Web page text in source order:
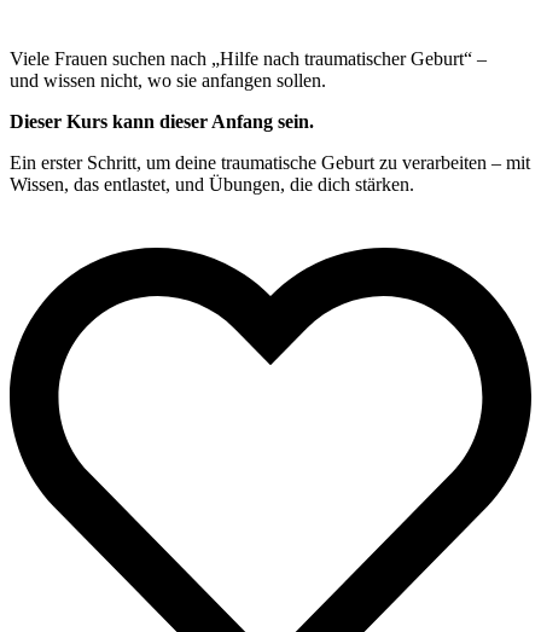
Viele Frauen suchen nach „Hilfe nach traumatischer Geburt“ –
und wissen nicht, wo sie anfangen sollen.
Dieser Kurs kann dieser Anfang sein.
Ein erster Schritt, um deine traumatische Geburt zu verarbeiten – mit
Wissen, das entlastet, und Übungen, die dich stärken.